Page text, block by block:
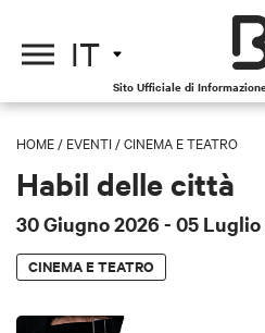
IT
Sito Ufficiale di
HOME / EVENTI /CINEMA E TEATRO
Habil delle città
30 Giugno 2026 - 05 Luglio
CINEMA E TEATRO